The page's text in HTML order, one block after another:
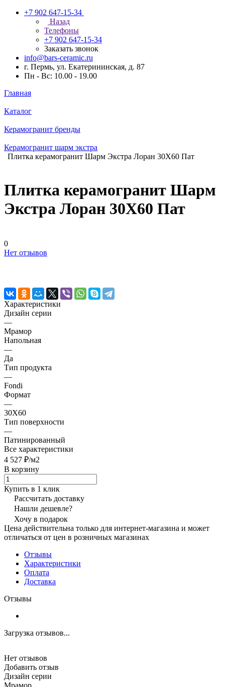
+7 902 647-15-34
Назад
Телефоны
+7 902 647-15-34
Заказать звонок
info@bars-ceramic.ru
г. Пермь, ул. Екатерининская, д. 87
Пн - Вс: 10.00 - 19.00
Главная
Каталог
Керамогранит бренды
Керамогранит шарм экстра
Плитка керамогранит Шарм Экстра Лоран 30Х60 Пат
Плитка керамогранит Шарм
Экстра Лоран 30Х60 Пат
0
Нет отзывов
Характеристики
Дизайн серии
—
Мрамор
Напольная
—
Да
Тип продукта
—
Fondi
Формат
—
30X60
Тип поверхности
—
Патинированный
Все характеристики
4 527 ₽/м2
В корзину
Купить в 1 клик
Рассчитать доставку
Нашли дешевле?
Хочу в подарок
Цена действительна только для интернет-магазина и может
отличаться от цен в розничных магазинах
Отзывы
Характеристики
Оплата
Доставка
Отзывы
Загрузка отзывов...
Нет отзывов
Добавить отзыв
Дизайн серии
Мрамор